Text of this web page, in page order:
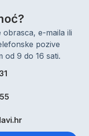
e-maila ili
pozive
od 9 do 16 sati.